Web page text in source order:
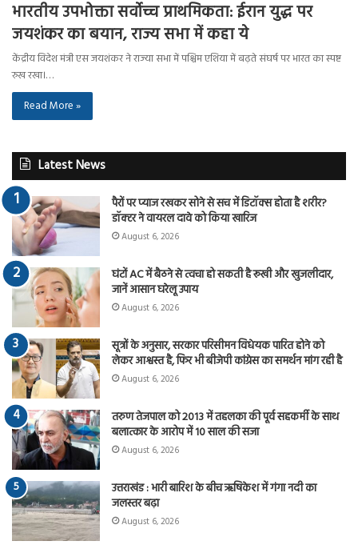
भारतीय उपभोक्ता सर्वोच्च प्राथमिकता: ईरान युद्ध पर
जयशंकर का बयान, राज्य सभा में कहा ये
केंद्रीय विदेश मंत्री एस जयशंकर ने राज्या सभा में पश्चिम एशिया में बढ़ते संघर्ष पर भारत का स्पष्ट
रुख रखा।…
Read More »
Latest News
पैरों पर प्याज रखकर सोने से सच में डिटॉक्स होता है शरीर?
डॉक्टर ने वायरल दावे को किया खारिज
August 6, 2026
घंटों AC में बैठने से त्वचा हो सकती है रूखी और खुजलीदार,
जानें आसान घरेलू उपाय
August 6, 2026
सूत्रों के अनुसार, सरकार परिसीमन विधेयक पारित होने को
लेकर आश्वस्त है, फिर भी बीजेपी कांग्रेस का समर्थन मांग रही है
August 6, 2026
तरुण तेजपाल को 2013 में तहलका की पूर्व सहकर्मी के साथ
बलात्कार के आरोप में 10 साल की सजा
August 6, 2026
उत्तराखंड : भारी बारिश के बीच ऋषिकेश में गंगा नदी का
जलस्तर बढ़ा
August 6, 2026